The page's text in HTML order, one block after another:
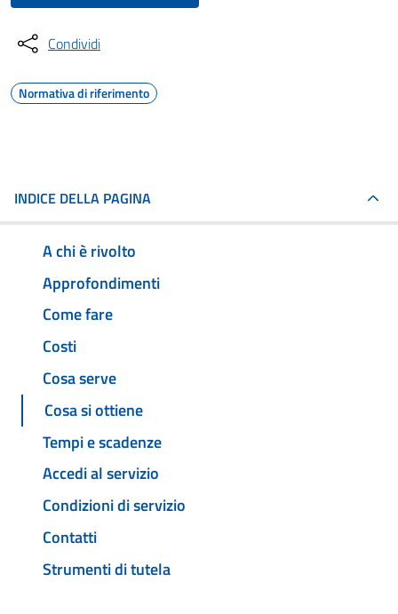
Condividi
Normativa di riferimento
INDICE DELLA PAGINA
A chi è rivolto
Approfondimenti
Come fare
Costi
Cosa serve
Cosa si ottiene
Tempi e scadenze
Accedi al servizio
Condizioni di servizio
Contatti
Strumenti di tutela